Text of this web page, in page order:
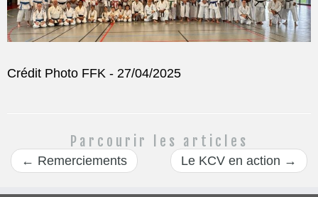
Crédit Photo FFK - 27/04/2025
Parcourir les articles
← Remerciements Le KCV en action →